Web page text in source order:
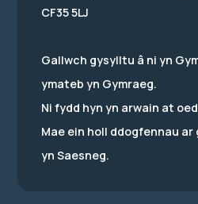
CF35 5LJ
Gallwch gysylltu â ni yn
ymateb yn Gymraeg.
Ni fydd hyn yn arwain at
Mae ein holl ddogfennau ar
yn Saesneg.